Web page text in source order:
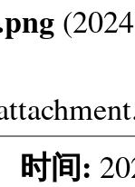
时间: